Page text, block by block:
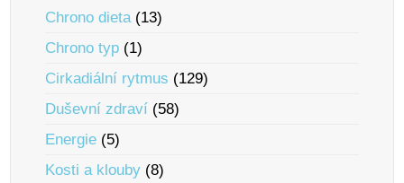
Chrono dieta(13)
Chrono typ (1)
Cirkadiální rytmus (129)
Duševní zdraví (58)
Energie (5)
Kosti a klouby (8)